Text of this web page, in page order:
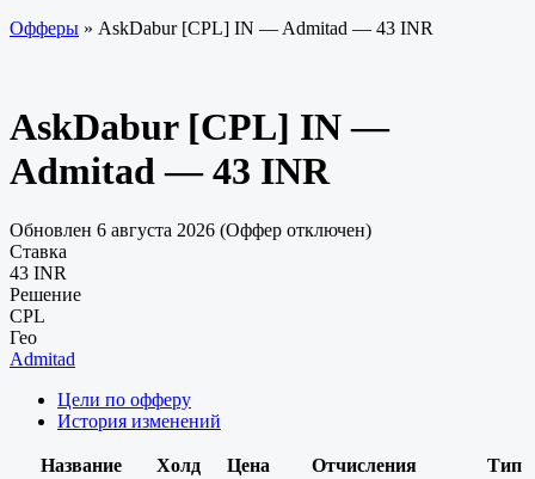
Офферы » AskDabur [CPL] IN — Admitad — 43 INR
AskDabur [CPL] IN —
Admitad — 43 INR
Обновлен 6 августа 2026 (Оффер отключен)
Ставка
43 INR
Решение
CPL
Гео
Admitad
Цели по офферу
История изменений
Название Холд Цена Отчисления
Тип